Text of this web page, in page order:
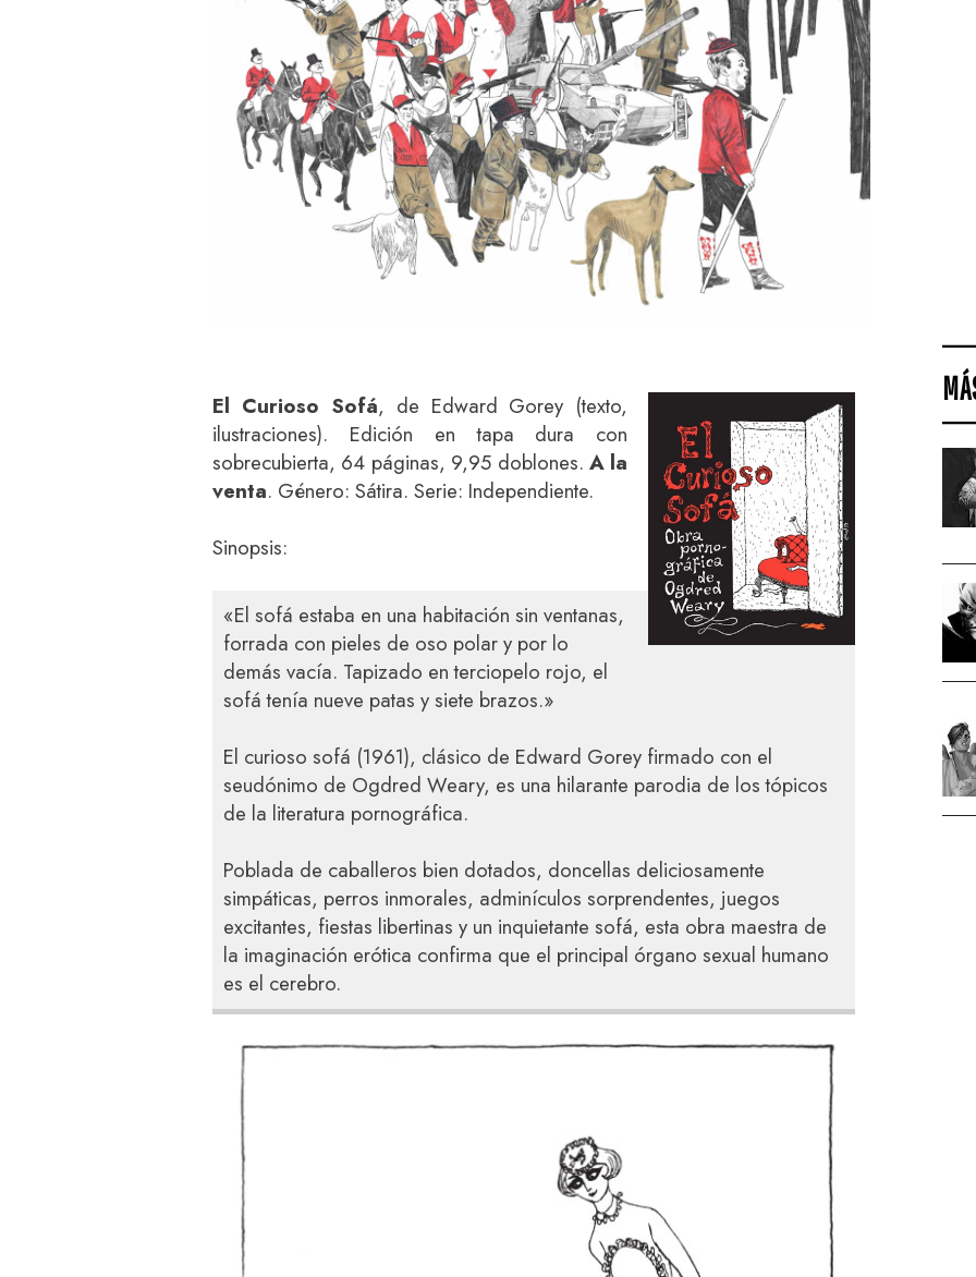
El Curioso Sofá, de Edward Gorey (texto,
ilustraciones). Edición en tapa dura con
sobrecubierta, 64 páginas, 9,95 doblones. A la
venta. Género: Sátira. Serie: Independiente.
Sinopsis:
«El sofá estaba en una habitación sin ventanas,
forrada con pieles de oso polar y por lo
demás vacía. Tapizado en terciopelo rojo, el
sofá tenía nueve patas y siete brazos.»
El curioso sofá (1961), clásico de Edward Gorey firmado con el
seudónimo de Ogdred Weary, es una hilarante parodia de los tópicos
de la literatura pornográfica.
Poblada de caballeros bien dotados, doncellas deliciosamente
simpáticas, perros inmorales, adminículos sorprendentes, juegos
excitantes, fiestas libertinas y un inquietante sofá, esta obra maestra de
la imaginación erótica confirma que el principal órgano sexual humano
es el cerebro.